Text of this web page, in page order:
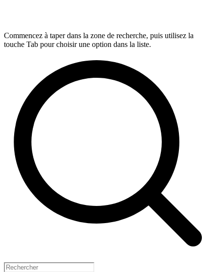
Commencez à taper dans la zone de recherche, puis utilisez la
touche Tab pour choisir une option dans la liste.